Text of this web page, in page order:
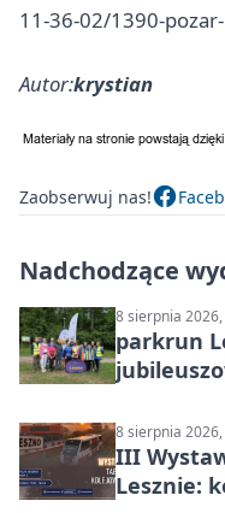
11-36-02/1390-
Autor:krystian
Zaobserwuj nas!
Nadchodzące
8 sierpnia
parkrun
8 sierpnia
III
Lesznie: